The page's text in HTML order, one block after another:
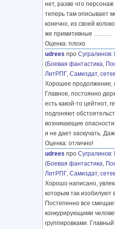
нет, разве что
теперь там описывает
конечно, из своей
же примитивные ………
Оценка: плохо
udrees про Сугралинов:
(Боевая фантастика,
ЛитРПГ, Самиздат,
Хорошее продолжение,
Главное, постоянно
есть какой-то цейтнот,
подгоняют
возникающие
и не дает заскучать.
Оценка: отлично!
udrees про Сугралинов:
(Боевая фантастика,
ЛитРПГ, Самиздат,
Хорошо написано,
которым так изобилуют
Постепенно все
конкурирующими
группировками. Главный